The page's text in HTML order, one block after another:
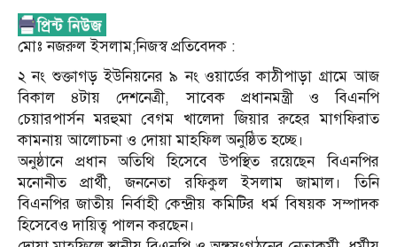
মোঃ নজরুল ইসলাম;নিজস্ব প্রতিবেদক :
২ নং শুক্তাগড় ইউনিয়নের ৯ নং ওয়ার্ডের কাঠীপাড়া গ্রামে আজ
বিকাল ৪টায় দেশনেত্রী, সাবেক প্রধানমন্ত্রী ও বিএনপি
চেয়ারপার্সন মরহুমা বেগম খালেদা জিয়ার রুহের মাগফিরাত
কামনায় আলোচনা ও দোয়া মাহফিল অনুষ্ঠিত হচ্ছে।
অনুষ্ঠানে প্রধান অতিথি হিসেবে উপস্থিত রয়েছেন বিএনপির
মনোনীত প্রার্থী, জননেতা রফিকুল ইসলাম জামাল। তিনি
বিএনপির জাতীয় নির্বাহী কেন্দ্রীয় কমিটির ধর্ম বিষয়ক সম্পাদক
হিসেবেও দায়িত্ব পালন করছেন।